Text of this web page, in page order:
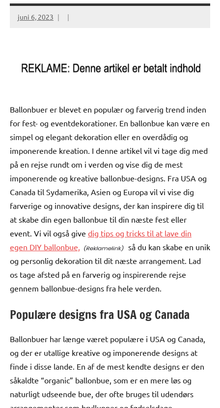
juni 6, 2023
Ballonbuer er blevet en populær og farverig trend inden
for fest- og eventdekorationer. En ballonbue kan være en
simpel og elegant dekoration eller en overdådig og
imponerende kreation. I denne artikel vil vi tage dig med
på en rejse rundt om i verden og vise dig de mest
imponerende og kreative ballonbue-designs. Fra USA og
Canada til Sydamerika, Asien og Europa vil vi vise dig
farverige og innovative designs, der kan inspirere dig til
at skabe din egen ballonbue til din næste fest eller
event. Vi vil også give dig tips og tricks til at lave din
egen DIY ballonbue,
så du kan skabe en unik
og personlig dekoration til dit næste arrangement. Lad
os tage afsted på en farverig og inspirerende rejse
gennem ballonbue-designs fra hele verden.
Populære designs fra USA og Canada
Ballonbuer har længe været populære i USA og Canada,
og der er utallige kreative og imponerende designs at
finde i disse lande. En af de mest kendte designs er den
såkaldte “organic” ballonbue, som er en mere løs og
naturligt udseende bue, der ofte bruges til udendørs